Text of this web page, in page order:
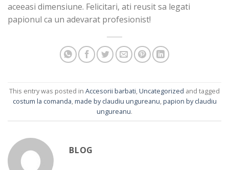
aceeasi dimensiune. Felicitari, ati reusit sa legati
papionul ca un adevarat profesionist!
This entry was posted in Accesorii barbati,Uncategorized and tagged
costum la comanda,made by claudiu ungureanu,papion by claudiu
ungureanu.
BLOG